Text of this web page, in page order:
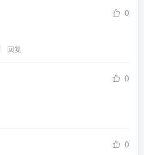
0
回复
0
0